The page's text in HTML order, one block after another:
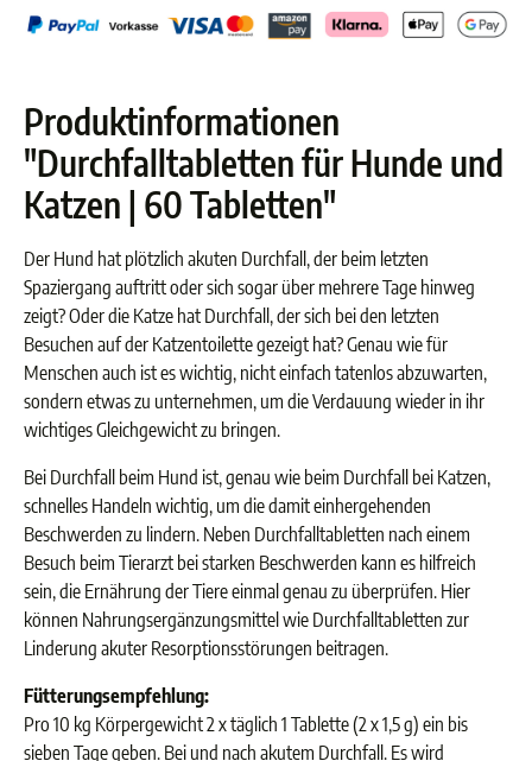
Produktinformationen
"Durchfalltabletten für Hunde und
Katzen | 60 Tabletten"
Der Hund hat plötzlich akuten Durchfall, der beim letzten
Spaziergang auftritt oder sich sogar über mehrere Tage hinweg
zeigt? Oder die Katze hat Durchfall, der sich bei den letzten
Besuchen auf der Katzentoilette gezeigt hat? Genau wie für
Menschen auch ist es wichtig, nicht einfach tatenlos abzuwarten,
sondern etwas zu unternehmen, um die Verdauung wieder in ihr
wichtiges Gleichgewicht zu bringen.
Bei Durchfall beim Hund ist, genau wie beim Durchfall bei Katzen,
schnelles Handeln wichtig, um die damit einhergehenden
Beschwerden zu lindern. Neben Durchfalltabletten nach einem
Besuch beim Tierarzt bei starken Beschwerden kann es hilfreich
sein, die Ernährung der Tiere einmal genau zu überprüfen. Hier
können Nahrungsergänzungsmittel wie Durchfalltabletten zur
Linderung akuter Resorptionsstörungen beitragen.
Fütterungsempfehlung:
Pro 10 kg Körpergewicht 2 x täglich 1 Tablette (2 x 1,5 g) ein bis
sieben Tage geben. Bei und nach akutem Durchfall. Es wird